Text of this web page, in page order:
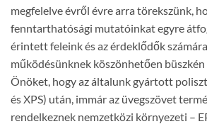
megfelelve évről évre arra törekszünk,
fenntarthatósági mutatóinkat egyre
érintett feleink és az érdeklődők
működésünknek köszönhetően
Önöket, hogy az általunk gyártott
és XPS) után, immár az üvegszövet
rendelkeznek nemzetközi környezeti –